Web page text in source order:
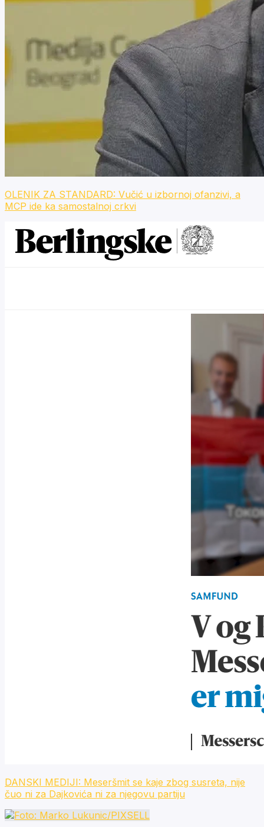
OLENIK ZA STANDARD: Vučić u izbornoj ofanzivi, a
MCP ide ka samostalnoj crkvi
DANSKI MEDIJI: Meseršmit se kaje zbog susreta, nije
čuo ni za Dajkovića ni za njegovu partiju